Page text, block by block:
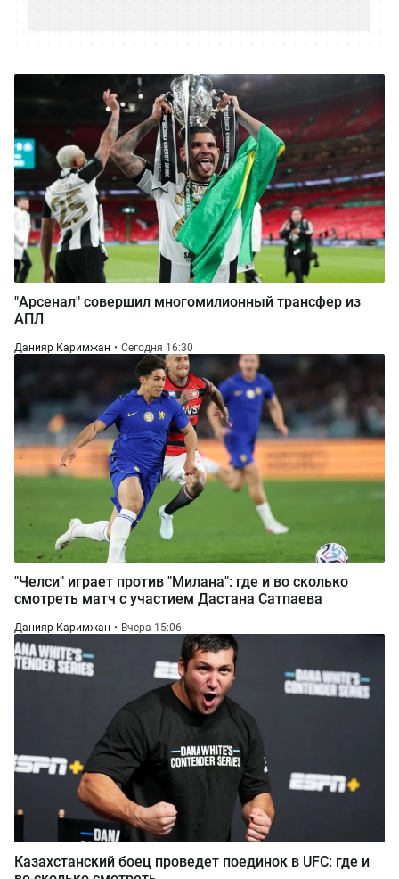
"Арсенал" совершил многомилионный трансфер из
АПЛ
Данияр Каримжан Сегодня 16:30
"Челси" играет против "Милана": где и во сколько
смотреть матч с участием Дастана Сатпаева
Данияр Каримжан Вчера 15:06
Казахстанский боец проведет поединок в UFC: где и